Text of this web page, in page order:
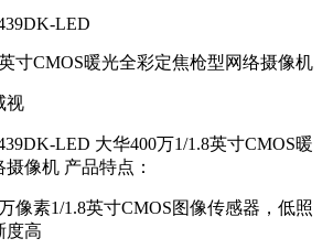
LED
CMOS暖光全彩定焦枪型网络摄像机
LED 大华400万1/1.8英寸CMOS暖
像机 产品特点：
素1/1.8英寸CMOS图像传感器，低照
度高